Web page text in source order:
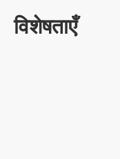
विशेषताएँ